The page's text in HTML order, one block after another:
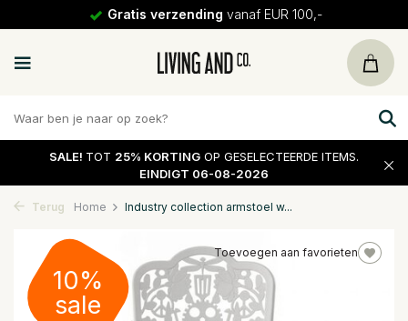
Gratis verzending vanaf EUR 100,-
SALE! TOT 25% KORTING OP GESELECTEERDE ITEMS.
EINDIGT 06-08-2026
Terug Home Industry collection armstoel w...
Toevoegen aan favorieten
10%
sale